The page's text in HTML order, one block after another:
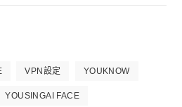
VPN設定 YOUKNOW
YOUSINGAI FACE